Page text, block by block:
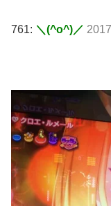
761: ＼(^o^)／